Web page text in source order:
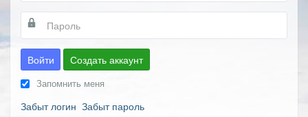
Войти Создать аккаунт
Запомнить меня
Забыт логин Забыт пароль